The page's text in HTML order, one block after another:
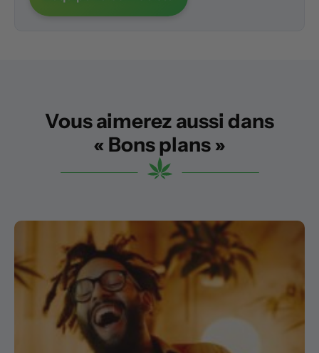
Vous aimerez aussi dans
« Bons plans »